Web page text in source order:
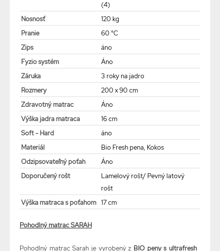
(4)
Nosnosť
120 kg
Pranie
60 °C
Zips
áno
Fyzio systém
Áno
Záruka
3 roky na jadro
Rozmery
200 x 90 cm
Zdravotný matrac
Áno
Výška jadra matraca
16 cm
Soft - Hard
áno
Materiál
Bio Fresh pena, Kokos
Odzipsovateľný poťah
Áno
Doporučený rošt
Lamelový rošt/ Pevný latový
rošt
Výška matraca s poťahom 17 cm
Pohodlný matrac SARAH
Pohodlný matrac Sarah je vyrobený z BIO peny s ultrafresh